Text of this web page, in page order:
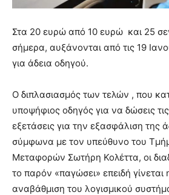
Στα 20 ευρώ από 10 ευρώ και 25
σήμερα, αυξάνονται από τις 19
για άδεια οδηγού.
Ο διπλασιασμός των τελών , που
υποψήφιος οδηγός για να δώσεις
εξετάσεις για την εξασφάλιση της
σύμφωνα με τον υπεύθυνο του
Μεταφορών Σωτήρη Κολέττα, οι
το παρόν «παγώσει» επειδή γίνεται
αναβάθμιση του λογισμικού